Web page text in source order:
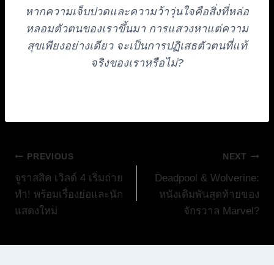
หากความเจ็บปวดและความว้าวุ่นใจคือสิ่งที่หล่อ
หลอมตัวตนของเราขึ้นมา การแสวงหาแต่ความ
สุขเพียงอย่างเดียว จะเป็นการปฏิเสธตัวตนที่แท้
จริงของเราหรือไม่?
แนะแนว
เรื่อง
PREVIOUS
จูราสสิค เวิลด์ 4 เริ่มถ่าย
ทำ! พร้อมเรื่องย่อและนัก
แสดงใหม่
NEXT
Deadpool & Wolverine:
หนังเดิมพันสุดท้ายของ
จักรวาล Marvel?